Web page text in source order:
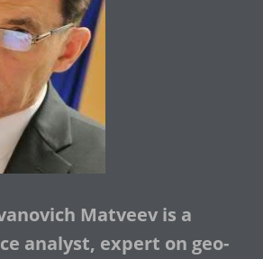
Matveev is a
analyst, expert on geo-